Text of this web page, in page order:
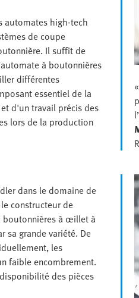
automates high-tech
de coupe
Il suffit de
à boutonnières
différentes
essentiel de la
d'un travail précis des
lors de la production
dans le domaine de
constructeur de
boutonnières à œillet à
sa grande variété. De
les
faible encombrement.
des pièces